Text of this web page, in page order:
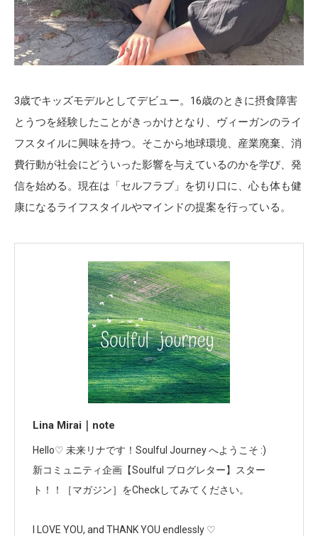
3歳でキッズモデルとしてデビュー。16歳のときに摂食障害
とうつを経験したことがきっかけとなり、ヴィーガンのライ
フスタイルに興味を持つ。そこから地球環境、産業廃棄、消
費行動が社会にどういった影響を与えているのかを学び、発
信を始める。現在は「セルフラブ」を切り口に、心も体も健
康になるライフスタイルやマインドの提案を行っている。
Lina Mirai｜note
Hello♡ 未来リナです！Soulful Journey へようこそ :)
新コミュニティ企画【Soulful ブログレター】スター
ト！！［マガジン］をCheckしてみてください。
I LOVE YOU, and THANK YOU endlessly ♡